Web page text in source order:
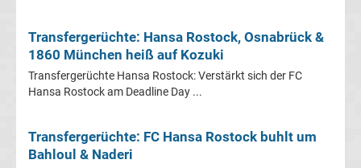
Dynamo
Transfergerüchte
Transfergerüchte: Hansa Rostock, Osnabrück &
1860 München heiß auf Kozuki
Transfergerüchte Hansa Rostock: Verstärkt sich der FC
Hansa Rostock am Deadline Day ...
Transfergerüchte: FC Hansa Rostock buhlt um
Bahloul & Naderi